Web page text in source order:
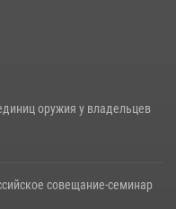
оружия у владельцев
совещание-семинар